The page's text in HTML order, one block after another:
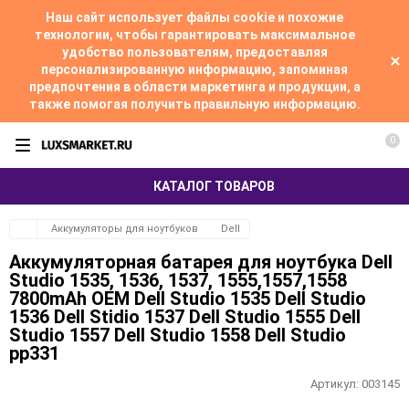
Наш сайт использует файлы cookie и похожие
технологии, чтобы гарантировать максимальное
удобство пользователям, предоставляя
персонализированную информацию, запоминая
предпочтения в области маркетинга и продукции, а
также помогая получить правильную информацию.
КАТАЛОГ ТОВАРОВ
0
Аккумуляторы для ноутбуков Dell
Аккумуляторная батарея для ноутбука Dell
Studio 1535, 1536, 1537, 1555,1557,1558
7800mAh OEM Dell Studio 1535 Dell Studio
1536 Dell Stidio 1537 Dell Studio 1555 Dell
Studio 1557 Dell Studio 1558 Dell Studio
pp331
Артикул: 003145